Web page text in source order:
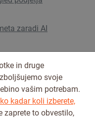
zaradi AI
in druge
svoje
vašim potrebam.
kadar koli izberete,
zaprete to obvestilo,